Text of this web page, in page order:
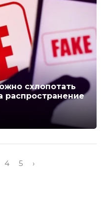
схлопотать
распространение
4 5 ›